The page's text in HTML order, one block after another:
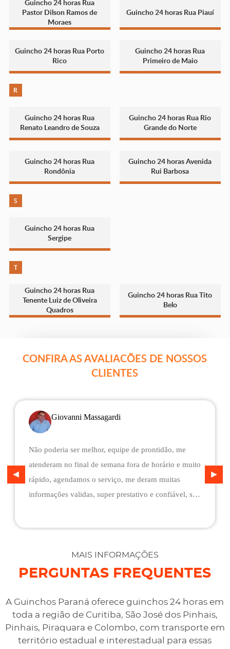
Guincho 24 horas Rua
Pastor Dilson Ramos de
Moraes
Guincho 24 horas Rua Piauí
Guincho 24 horas Rua Porto
Rico
Guincho 24 horas Rua
Primeiro de Maio
R
Guincho 24 horas Rua
Renato Leandro de Souza
Guincho 24 horas Rua Rio
Grande do Norte
Guincho 24 horas Rua
Rondônia
Guincho 24 horas Avenida
Rui Barbosa
S
Guincho 24 horas Rua
Sergipe
T
Guincho 24 horas Rua
Tenente Luiz de Oliveira
Quadros
Guincho 24 horas Rua Tito
Belo
CONFIRA AS AVALIACÕES DE NOSSOS
CLIENTES
Giovanni Massagardi
Não poderia ser melhor, equipe de prontidão, me
atenderam no final de semana fora de horário e muito
rápido, agendamos o serviço, me deram muitas
informações validas, super prestativo e confiável, são
desviaram para uma oficina mais próximo, sem
qualquer custo na maior boa vontade.
MAIS INFORMAÇÕES
PERGUNTAS FREQUENTES
A Guinchos Paraná oferece guinchos 24 horas em
toda a região de Curitiba, São José dos Pinhais,
Pinhais, Piraquara e Colombo, com transporte em
território estadual e interestadual para essas